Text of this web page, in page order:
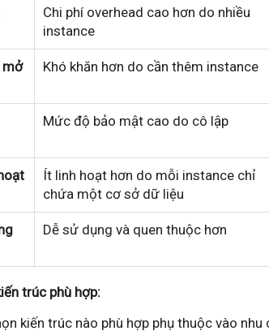
Chi phí overhead cao hơn do nhiều
instance
mở
Khó khăn hơn do cần thêm instance
Mức độ bảo mật cao do cô lập
Ít linh hoạt hơn do mỗi instance chỉ
chứa một cơ sở dữ liệu
Dễ sử dụng và quen thuộc hơn
trúc phù hợp:
kiến trúc nào phù hợp phụ thuộc vào nhu